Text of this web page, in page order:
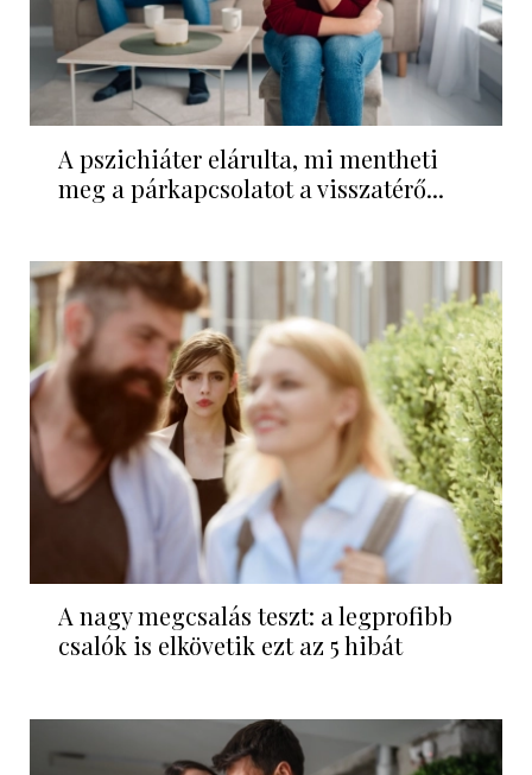
A pszichiáter elárulta, mi mentheti
meg a párkapcsolatot a visszatérő...
A nagy megcsalás teszt: a legprofibb
csalók is elkövetik ezt az 5 hibát